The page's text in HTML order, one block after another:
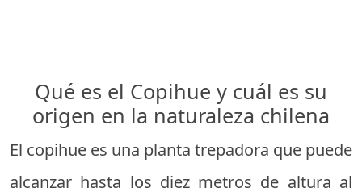
Qué es el Copihue y cuál es su
origen en la naturaleza chilena
El copihue es una planta trepadora que puede
alcanzar hasta los diez metros de altura al